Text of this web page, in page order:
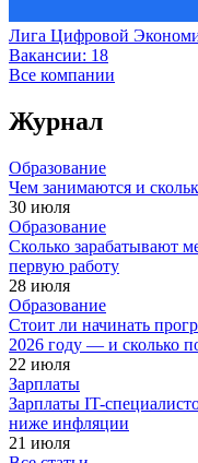
Лига Цифровой
Вакансии: 18
Все компании
Журнал
Образование
Чем занимаются и
30 июля
Образование
Сколько зарабатывают
первую работу
28 июля
Образование
Стоит ли начинать
2026 году — и сколько
22 июля
Зарплаты
Зарплаты IT-
ниже инфляции
21 июля